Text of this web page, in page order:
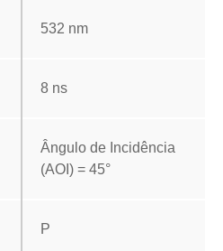
532 nm
8 ns
Ângulo de Incidência
(AOI) = 45°
P